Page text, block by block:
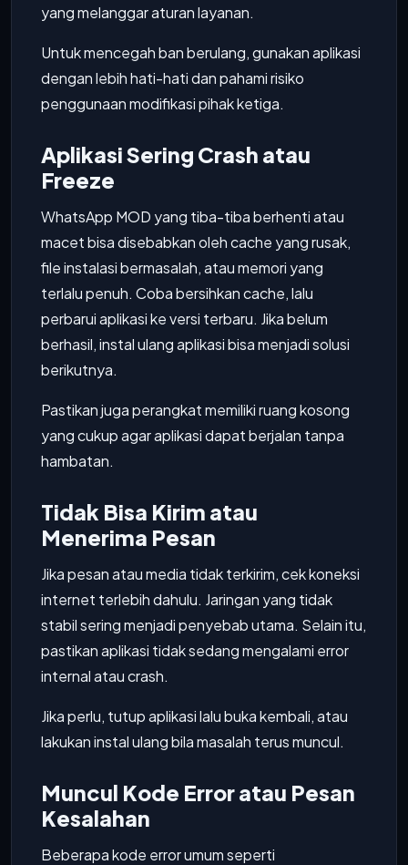
yang melanggar aturan layanan.
Untuk mencegah ban berulang, gunakan aplikasi
dengan lebih hati-hati dan pahami risiko
penggunaan modifikasi pihak ketiga.
Aplikasi Sering Crash atau
Freeze
WhatsApp MOD yang tiba-tiba berhenti atau
macet bisa disebabkan oleh cache yang rusak,
file instalasi bermasalah, atau memori yang
terlalu penuh. Coba bersihkan cache, lalu
perbarui aplikasi ke versi terbaru. Jika belum
berhasil, instal ulang aplikasi bisa menjadi solusi
berikutnya.
Pastikan juga perangkat memiliki ruang kosong
yang cukup agar aplikasi dapat berjalan tanpa
hambatan.
Tidak Bisa Kirim atau
Menerima Pesan
Jika pesan atau media tidak terkirim, cek koneksi
internet terlebih dahulu. Jaringan yang tidak
stabil sering menjadi penyebab utama. Selain itu,
pastikan aplikasi tidak sedang mengalami error
internal atau crash.
Jika perlu, tutup aplikasi lalu buka kembali, atau
lakukan instal ulang bila masalah terus muncul.
Muncul Kode Error atau Pesan
Kesalahan
Beberapa kode error umum seperti